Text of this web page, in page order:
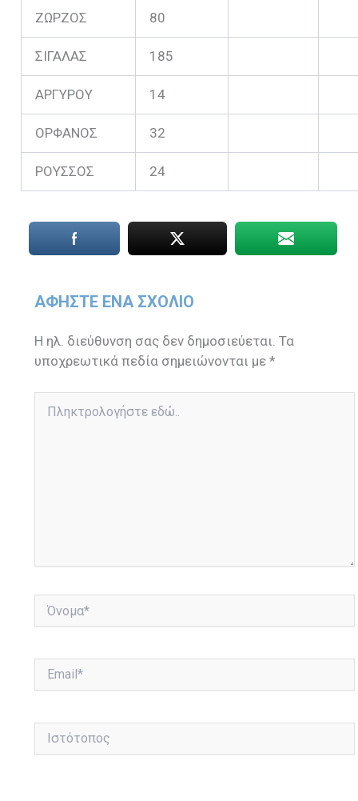
ΖΩΡΖΟΣ 80
ΣΙΓΑΛΑΣ 185
ΑΡΓΥΡΟΥ 14
ΟΡΦΑΝΟΣ 32
ΡΟΥΣΣΟΣ 24
ΑΦΉΣΤΕ ΈΝΑ ΣΧΌΛΙΟ
Η ηλ. διεύθυνση σας δεν δημοσιεύεται. Τα
υποχρεωτικά πεδία σημειώνονται με*
εδώ..
Ιστότοπος